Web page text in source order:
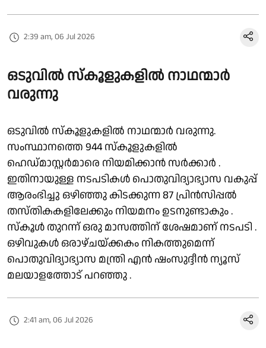
2:39 am, 06 Jul 2026
ഒടുവിൽ സ്കൂളുകളിൽ നാഥന്മാർ
വരുന്നു
ഒടുവിൽ സ്കൂളുകളിൽ നാഥന്മാർ വരുന്നു.
സംസ്ഥാനത്തെ 944 സ്കൂളുകളിൽ
ഹെഡ്മാസ്റ്റർമാരെ നിയമിക്കാൻ സർക്കാർ .
ഇതിനായുള്ള നടപടികൾ പൊതുവിദ്യാഭ്യാസ വകുപ്പ്
ആരംഭിച്ചു ഒഴിഞ്ഞു കിടക്കുന്ന 87 പ്രിൻസിപ്പൽ
തസ്തികകളിലേക്കും നിയമനം ഉടനുണ്ടാകും .
സ്കൂൾ തുറന്ന് ഒരു മാസത്തിന് ശേഷമാണ് നടപടി .
ഒഴിവുകൾ ഒരാഴ്ചയ്ക്കകം നികത്തുമെന്ന്
പൊതുവിദ്യാഭ്യാസ മന്ത്രി എൻ ഷംസുദ്ദീൻ ന്യൂസ്
മലയാളത്തോട് പറഞ്ഞു .
2:41 am, 06 Jul 2026